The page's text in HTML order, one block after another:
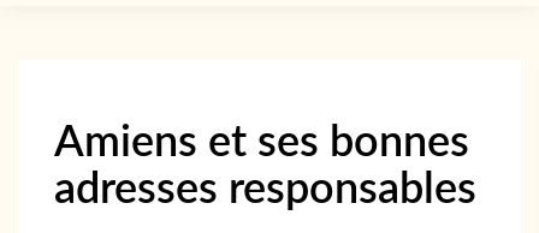
Amiens et ses bonnes
adresses responsables